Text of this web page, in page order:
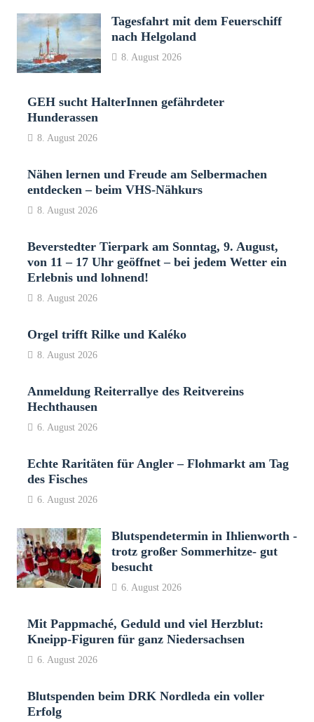
Tagesfahrt mit dem Feuerschiff
nach Helgoland
8. August 2026
GEH sucht HalterInnen gefährdeter
Hunderassen
8. August 2026
Nähen lernen und Freude am Selbermachen
entdecken – beim VHS-Nähkurs
8. August 2026
Beverstedter Tierpark am Sonntag, 9. August,
von 11 – 17 Uhr geöffnet – bei jedem Wetter ein
Erlebnis und lohnend!
8. August 2026
Orgel trifft Rilke und Kaléko
8. August 2026
Anmeldung Reiterrallye des Reitvereins
Hechthausen
6. August 2026
Echte Raritäten für Angler – Flohmarkt am Tag
des Fisches
6. August 2026
Blutspendetermin in Ihlienworth -
trotz großer Sommerhitze- gut
besucht
6. August 2026
Mit Pappmaché, Geduld und viel Herzblut:
Kneipp-Figuren für ganz Niedersachsen
6. August 2026
Blutspenden beim DRK Nordleda ein voller
Erfolg